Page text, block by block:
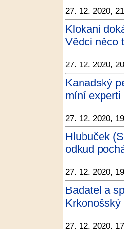
27. 12. 2020,
Klokani
Vědci něco
27. 12. 2020,
Kanadský
míní experti
27. 12. 2020,
Hlubuček
odkud
27. 12. 2020,
Badatel a
Krkonošský
27. 12. 2020,